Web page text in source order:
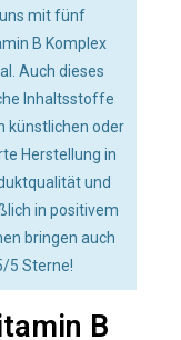
mit fünf
B Komplex
Auch dieses
Inhaltsstoffe
künstlichen oder
Herstellung in
und
in positivem
bringen auch
5 Sterne!
B